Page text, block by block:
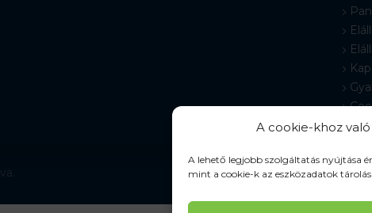
A cookie-khoz
A lehető legjobb szolgáltatás nyújtása
mint a cookie-k az eszközadatok